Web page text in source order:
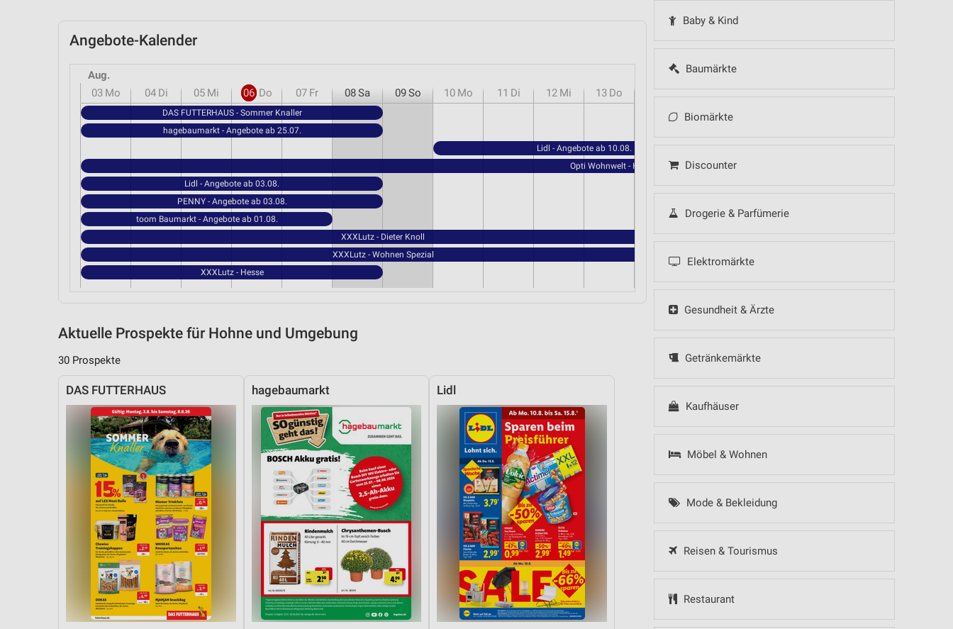
Baby & Kind
Baumärkte
Biomärkte
Discounter
Drogerie & Parfümerie
Elektromärkte
Gesundheit & Ärzte
Getränkemärkte
Kaufhäuser
Möbel & Wohnen
Mode & Bekleidung
Reisen & Tourismus
Restaurant
Angebote-Kalender
Aug.
03 Mo 04 Di 05 Mi 06 Do 07 Fr 08Sa 09So 10 Mo 11 Di 12 Mi 13 Do
DAS FUTTERHAUS - Sommer Knaller
hagebaumarkt - Angebote ab 25.07.
Lidl - Angebote ab 10.08.
Opti Wohnwelt - Hot Sommer Sale
Lidl - Angebote ab 03.08.
PENNY - Angebote ab 03.08.
toom Baumarkt - Angebote ab 01.08.
XXXLutz - Dieter Knoll
XXXLutz - Wohnen Spezial
XXXLutz - Hesse
Aktuelle Prospekte für Hohne und Umgebung
30 Prospekte
DAS FUTTERHAUS hagebaumarkt Lidl